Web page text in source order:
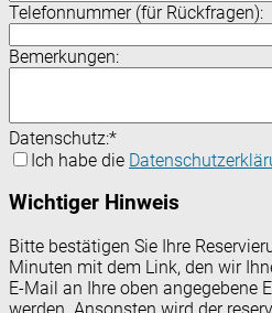
Telefonnummer (für Rückfragen):
Bemerkungen:
Datenschutz:*
Ich habe die
Wichtiger Hinweis
Bitte bestätigen Sie Ihre
Minuten mit dem Link, den wir
E-Mail an Ihre oben angegebene